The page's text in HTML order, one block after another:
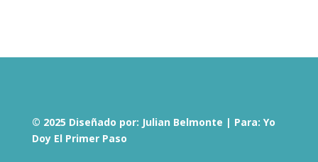
© 2025 Diseñado por: Julian Belmonte | Para: Yo
Doy El Primer Paso